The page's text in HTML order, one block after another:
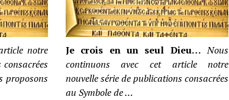
notre
proposons
Je crois en un seul Dieu… Nous
continuons avec cet article notre
nouvelle série de publications consacrées
au Symbole de …